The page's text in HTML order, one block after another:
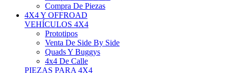
Compra De Piezas
4X4 Y OFFROAD
VEHÍCULOS 4X4
Prototipos
Venta De Side By Side
Quads Y Buggys
4x4 De Calle
PIEZAS PARA 4X4